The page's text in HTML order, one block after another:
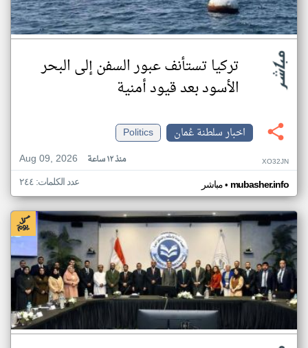
تركيا تستأنف عبور السفن إلى البحر
الأسود بعد قيود أمنية
اخبار سلطنة عُمان
Politics
Aug 09, 2026
منذ ١٢ ساعة XO32JN
مباشر• mubasher.info عدد الكلمات: ٢٤٤